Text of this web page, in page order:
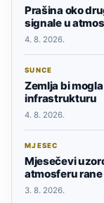
Prašina oko
signale u
4. 8. 2026.
SUNCE
Zemlja bi
infrastrukturu
4. 8. 2026.
MJESEC
Mjesečevi
atmosferu rane
3. 8. 2026.